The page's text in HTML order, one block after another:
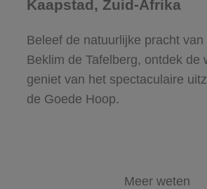
Kaapstad, Zuid-Afrika
Beleef de natuurlijke pracht van
Beklim de Tafelberg, ontdek de
geniet van het spectaculaire
de Goede Hoop.
Meer weten